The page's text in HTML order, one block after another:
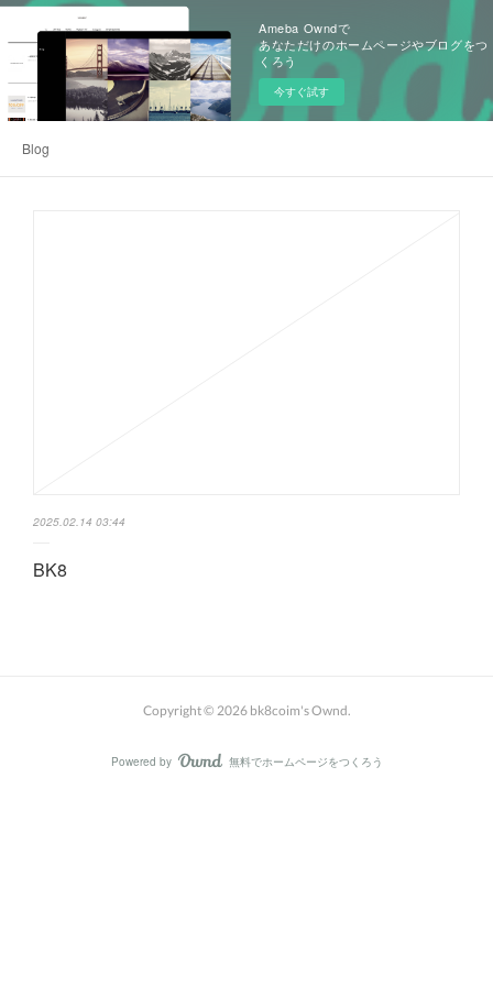
Ameba Owndで
あなただけのホームページやブログをつ
くろう
今すぐ試す
Blog
2025.02.14 03:44
BK8
Copyright © 2026 bk8coim's Ownd.
Powered by AmebaOwnd
無料でホームページをつくろう